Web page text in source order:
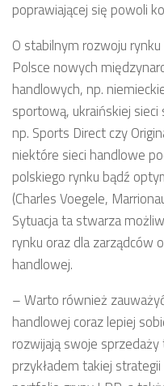
poprawiającej się powoli
O stabilnym rozwoju
Polsce nowych
handlowych, np.
sportową, ukraińskiej
np. Sports Direct czy
niektóre sieci handlowe
polskiego rynku bądź
(Charles Voegele,
Sytuacja ta stwarza
rynku oraz dla
handlowej.
– Warto również
handlowej coraz lepiej
rozwijają swoje
przykładem takiej